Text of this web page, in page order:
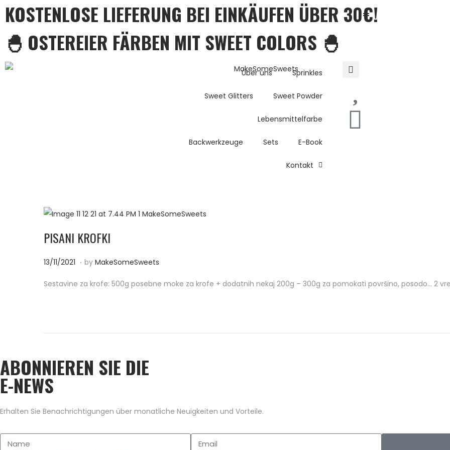
KOSTENLOSE LIEFERUNG BEI EINKÄUFEN ÜBER 30€!
🐣 OSTEREIER FÄRBEN MIT SWEET COLORS 🐣
Über uns Sprinkles
Sweet Glitters Sweet Powder
Lebensmittelfarbe
Backwerkzeuge Sets E-Book
Kontakt
PISANI KROFKI
P
s
n
13/11/2021
/
0
2
. by MakeSomeSweets
Sestavine za krofe: 500g posebne moke za krofe + dodatnih nekaj 200g – 300g za pomokati površino, posodo… 2
ABONNIEREN SIE DIE
E-NEWS
Erhalten Sie Benachrichtigungen über monatliche Neuigkeiten und Vorteile.